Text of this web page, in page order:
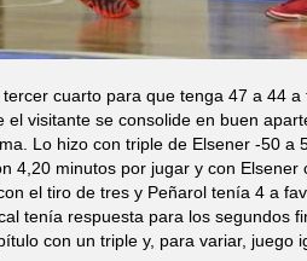
cuarto para que tenga 47 a 44 a
el visitante se consolide en buen
Lo hizo con triple de Elsener -50 a
4,20 minutos por jugar y con Elsener
el tiro de tres y Peñarol tenía 4 a
tenía respuesta para los segundos
con un triple y, para variar, juego